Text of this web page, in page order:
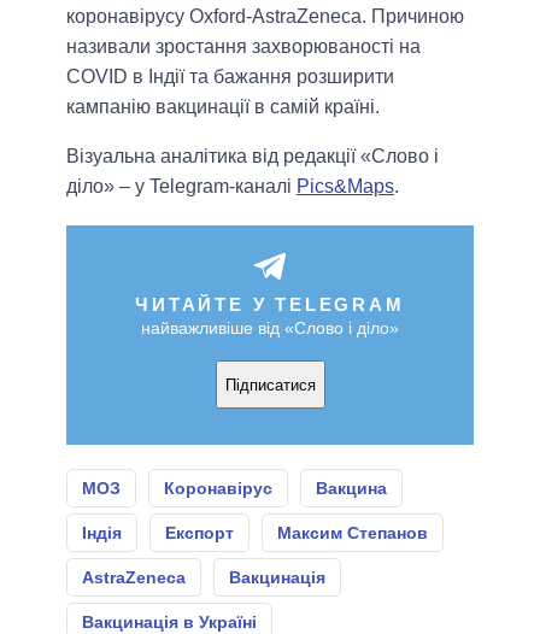
коронавірусу Oxford-AstraZeneca. Причиною
називали зростання захворюваності на
COVID в Індії та бажання розширити
кампанію вакцинації в самій країні.
Візуальна аналітика від редакції «Слово і
діло» – у Telegram-каналі Pics&Maps.
ЧИТАЙТЕ У TELEGRAM
найважливіше від «Слово і діло»
Підписатися
МОЗ Коронавірус Вакцина
Індія Експорт Максим Степанов
AstraZeneca Вакцинація
Вакцинація в Україні